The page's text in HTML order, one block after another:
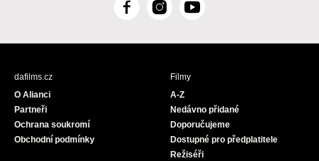
F
c
I
s
Y
u
dafilms.cz
O Alianci
Partneři
Ochrana soukromí
Obchodní podmínky
Filmy
A-Z
Nedávno přidané
Doporučujeme
Dostupné pro předplatitele
Režiséři